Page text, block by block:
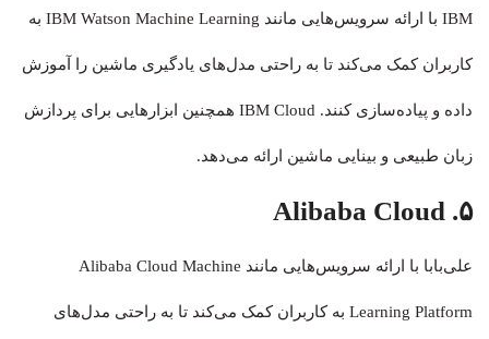
IBM با ارائه سرویس‌هایی مانند IBM Watson Machine Learning به
کاربران کمک می‌کند تا به راحتی مدل‌های یادگیری ماشین را آموزش
داده و پیاده‌سازی کنند. IBM Cloud همچنین ابزارهایی برای پردازش
زبان طبیعی و بینایی ماشین ارائه می‌دهد.
۵. Alibaba Cloud
علی‌بابا با ارائه سرویس‌هایی مانند Alibaba Cloud Machine
Learning Platform به کاربران کمک می‌کند تا به راحتی مدل‌های